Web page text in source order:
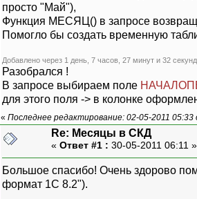
просто "Май"),
Функция МЕСЯЦ() в запросе
Помогло бы создать временную
Добавлено через 1 день, 7 часов, 27 минут и 32
Разобрался !
В запросе выбираем поле
для этого поля -> в колонке
« Последнее редактирование: 02-05-2011 05:33
Re: Месяцы в СКД
« Ответ #1 : 30-05-2011 06:11
Большое спасибо! Очень здорово
формат 1С 8.2").